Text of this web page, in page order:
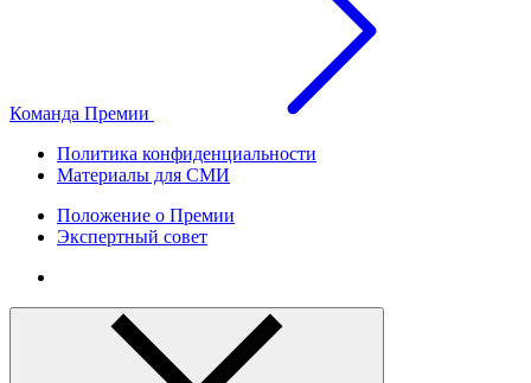
Команда Премии
Политика конфиденциальности
Материалы для СМИ
Положение о Премии
Экспертный совет